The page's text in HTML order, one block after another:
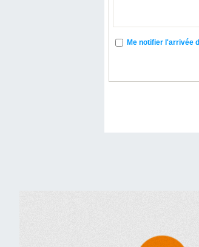
Me notifier l'arrivée